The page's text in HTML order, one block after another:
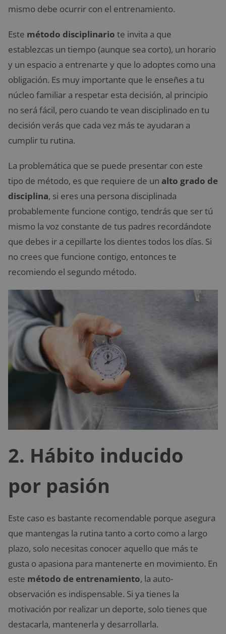
mismo debe ocurrir con el entrenamiento.
Este método disciplinario te invita a que
establezcas un tiempo (aunque sea corto), un horario
y un espacio a entrenarte y que lo adoptes como una
obligación. Es muy importante que le enseñes a tu
núcleo familiar a respetar esta decisión, al principio
no será fácil, pero cuando te vean disciplinado en tu
decisión verás que cada vez más te ayudaran a
cumplir tu rutina.
La problemática que se puede presentar con este
tipo de método, es que requiere de un alto grado de
disciplina, si eres una persona disciplinada
probablemente funcione contigo, tendrás que ser tú
mismo la voz constante de tus padres recordándote
que debes ir a cepillarte los dientes todos los días. Si
no crees que funcione contigo, entonces te
recomiendo el segundo método.
2. Hábito inducido
por pasión
Este caso es bastante recomendable porque asegura
que mantengas la rutina tanto a corto como a largo
plazo, solo necesitas conocer aquello que más te
gusta o apasiona para mantenerte en movimiento. En
este método de entrenamiento, la auto-
observación es indispensable. Si ya tienes la
motivación por realizar un deporte, solo tienes que
destacarla, mantenerla y desarrollarla.